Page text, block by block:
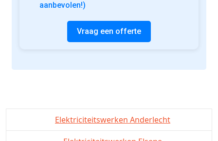
aanbevolen!)
Vraag een offerte
Elektriciteitswerken Anderlecht